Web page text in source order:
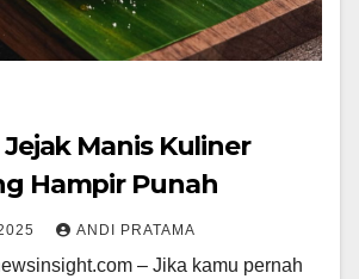
Jejak Manis Kuliner
Hampir Punah
ANDI PRATAMA
– Jika kamu pernah